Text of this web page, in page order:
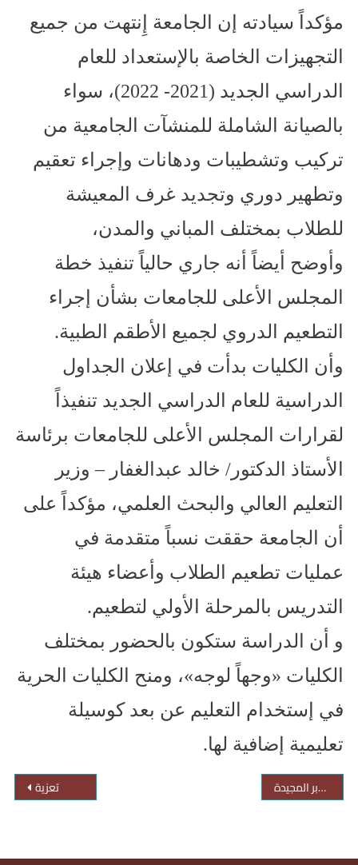
مؤكداً سيادته إن الجامعة إِنتهت من جميع
التجهيزات الخاصة بالإستعداد للعام
الدراسي الجديد (2021- 2022)، سواء
بالصيانة الشاملة للمنشآت الجامعية من
تركيب وتشطيبات ودهانات وإجراء تعقيم
وتطهير دوري وتجديد غرف المعيشة
للطلاب بمختلف المباني والمدن،
وأوضح أيضاً أنه جاري حالياً تنفيذ خطة
المجلس الأعلى للجامعات بشأن إجراء
التطعيم الدروي لجميع الأطقم الطبية.
وأن الكليات بدأت في إعلان الجداول
الدراسية للعام الدراسي الجديد تنفيذاً
لقرارات المجلس الأعلى للجامعات برئاسة
الأستاذ الدكتور/ خالد عبدالغفار – وزير
التعليم العالي والبحث العلمي، مؤكداً على
أن الجامعة حققت نسباً متقدمة في
عمليات تطعيم الطلاب وأعضاء هيئة
التدريس بالمرحلة الأولي لتطعيم.
و أن الدراسة ستكون بالحضور بمختلف
الكليات «وجهاً لوجه»، ومنح الكليات الحرية
في إستخدام التعليم عن بعد كوسيلة
تعليمية إضافية لها.
تعزية جامعة أسوان تهنيء الرئيس السيسي والقوات المسلحة بذكري انتصارات أكتوبر المجيدة